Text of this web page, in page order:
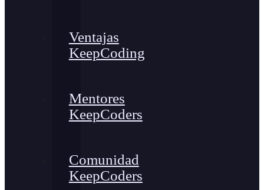
Ventajas
KeepCoding
Mentores
KeepCoders
Comunidad
KeepCoders